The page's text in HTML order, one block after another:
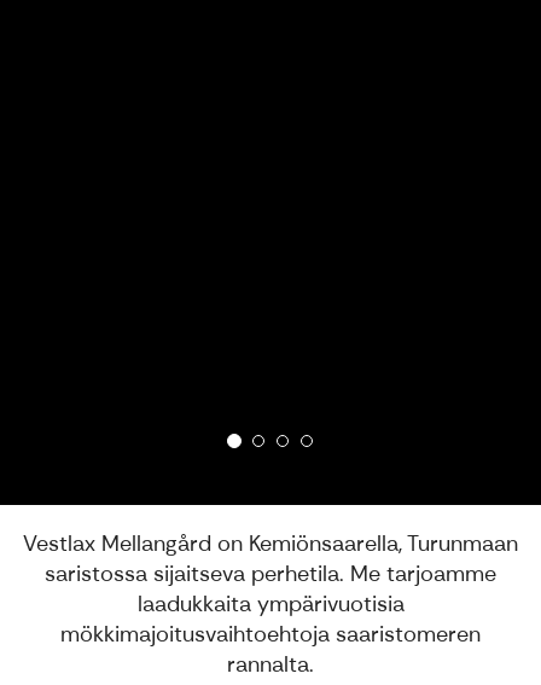
Vestlax Mellangård on Kemiönsaarella, Turunmaan
saristossa sijaitseva perhetila. Me tarjoamme
laadukkaita ympärivuotisia
mökkimajoitusvaihtoehtoja saaristomeren
rannalta.